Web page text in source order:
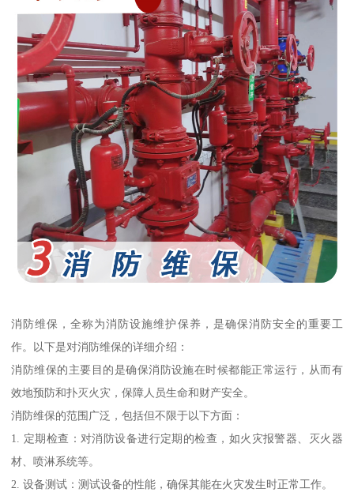
消防维保，全称为消防设施维护保养，是确保消防安全的重要工
作。以下是对消防维保的详细介绍：
消防维保的主要目的是确保消防设施在时候都能正常运行，从而有
效地预防和扑灭火灾，保障人员生命和财产安全。
消防维保的范围广泛，包括但不限于以下方面：
1. 定期检查：对消防设备进行定期的检查，如火灾报警器、灭火器
材、喷淋系统等。
2. 设备测试：测试设备的性能，确保其能在火灾发生时正常工作。